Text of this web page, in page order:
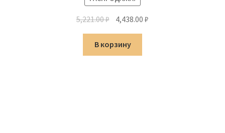
5,221.00₽ Первоначальная
составляла
5,221.00 ₽.
4,438.00₽
В корзину